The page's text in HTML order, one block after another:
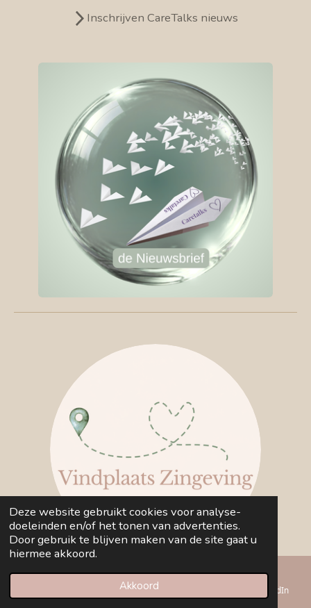
Deze website gebruikt cookies voor analyse-
doeleinden en/of het tonen van advertenties.
Door gebruik te blijven maken van de site gaat u
hiermee akkoord.
Akkoord
Inschrijven CareTalks nieuws
Algmene voowaarden
Telefoonnummer LinkedIn